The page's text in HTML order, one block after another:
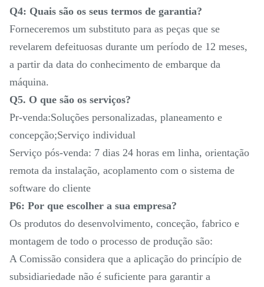
Q4: Quais são os seus termos de garantia?
Forneceremos um substituto para as peças que se
revelarem defeituosas durante um período de 12 meses,
a partir da data do conhecimento de embarque da
máquina.
Q5. O que são os serviços?
Pr-venda:Soluções personalizadas, planeamento e
concepção;Serviço individual
Serviço pós-venda: 7 dias 24 horas em linha, orientação
remota da instalação, acoplamento com o sistema de
software do cliente
P6: Por que escolher a sua empresa?
Os produtos do desenvolvimento, conceção, fabrico e
montagem de todo o processo de produção são:
A Comissão considera que a aplicação do princípio de
subsidiariedade não é suficiente para garantir a